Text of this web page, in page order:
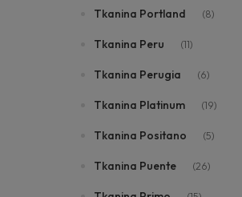
Tkanina Portland (8)
Tkanina Peru (11)
Tkanina Perugia (6)
Tkanina Platinum (19)
Tkanina Positano (5)
Tkanina Puente (26)